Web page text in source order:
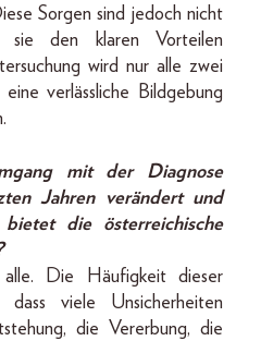
Sorgen sind jedoch nicht
sie den klaren Vorteilen
wird nur alle zwei
verlässliche Bildgebung
mit der Diagnose
Jahren verändert und
die österreichische
Die Häufigkeit dieser
dass viele Unsicherheiten
die Vererbung, die